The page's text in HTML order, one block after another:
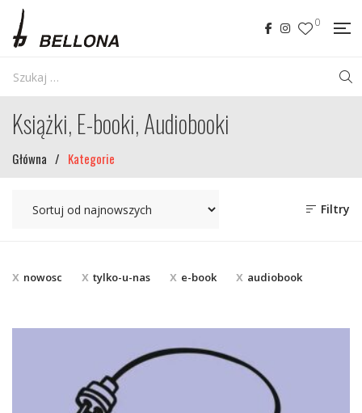
0
Książki, E-booki, Audiobooki
Główna / Kategorie
Filtry
nowosc tylko-u-nas e-book audiobook